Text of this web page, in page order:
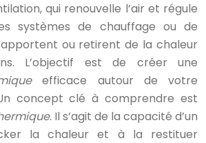
qui renouvelle l’air et régule
systèmes de chauffage ou de
ou retirent de la chaleur
L’objectif est de créer une
efficace autour de votre
concept clé à comprendre est
. Il s’agit de la capacité d’un
la chaleur et à la restituer